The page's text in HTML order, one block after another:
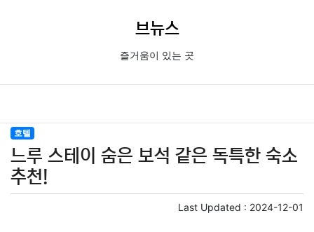
브뉴스
즐거움이 있는 곳
호텔
느루 스테이 숨은 보석 같은 독특한 숙소
추천!
Last Updated : 2024-12-01